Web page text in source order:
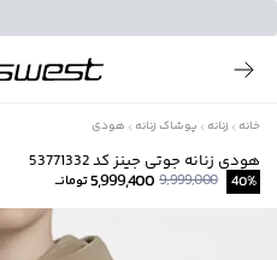
خانه زنانه پوشاک زنانه هودی
هودی زنانه جوتی جینز کد 53771332
40%
9,999,000
5,999,400تومانــ